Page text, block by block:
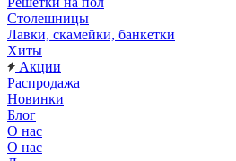
Столешницы
Лавки, скамейки, банкетки
Хиты
Акции
Распродажа
Новинки
Блог
О нас
О нас